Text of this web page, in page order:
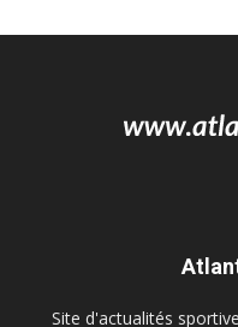
Site d'actualités